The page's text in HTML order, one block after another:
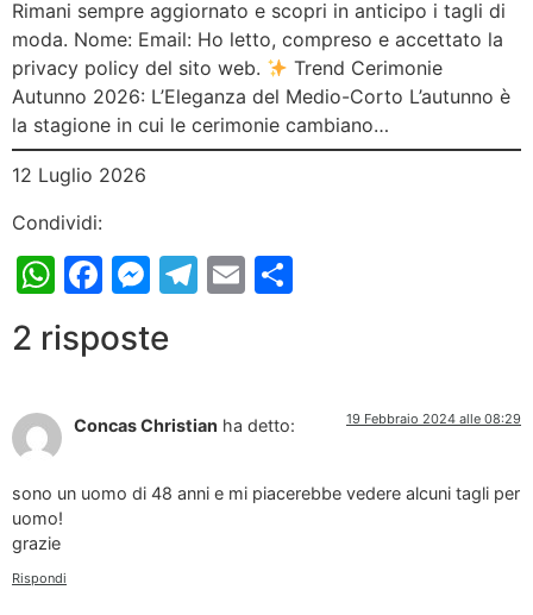
Rimani sempre aggiornato e scopri in anticipo i tagli di
moda. Nome: Email: Ho letto, compreso e accettato la
privacy policy del sito web.
Trend Cerimonie
Autunno 2026: L’Eleganza del Medio-Corto L’autunno è
la stagione in cui le cerimonie cambiano…
12 Luglio 2026
Condividi:
WhatsApp
Facebook
Messenger
Telegram
Email
2 risposte
Concas Christian ha detto: 19 Febbraio 2024 alle 08:29
sono un uomo di 48 anni e mi piacerebbe vedere alcuni tagli per
uomo!
grazie
Rispondi